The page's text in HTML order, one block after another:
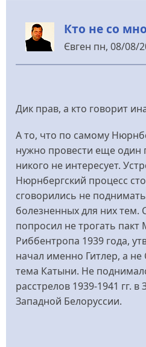
Кто не со
Євген пн, 08/08/
Дик прав, а кто говорит
А то, что по самому
нужно провести еще один
никого не интересует.
Нюрнбергский процесс
сговорились не
болезненных для них тем.
попросил не трогать пакт
Риббентропа 1939 года,
начал именно Гитлер, а
тема Катыни. Не
расстрелов 1939-1941 гг.
Западной Белоруссии.